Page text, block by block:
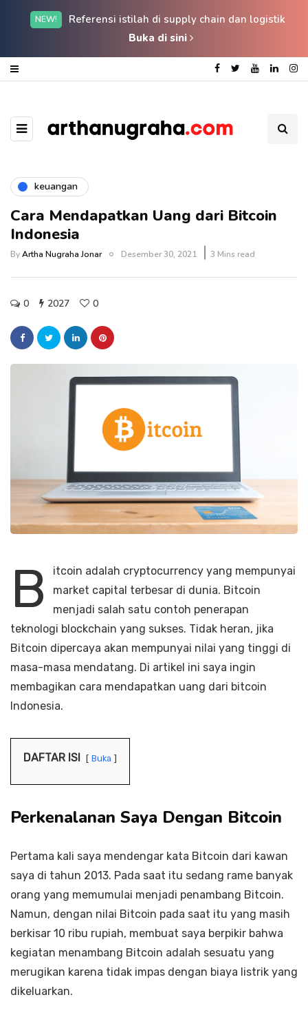
NEW!
Referensi istilah di supply chain dan logistik
Buka di sini
keuangan
Cara Mendapatkan Uang dari Bitcoin
Indonesia
ByArtha Nugraha Jonar Desember 30, 2021 3 Mins read
0 2027 0
B
itcoin adalah cryptocurrency yang mempunyai
market capital terbesar di dunia. Bitcoin
menjadi salah satu contoh penerapan
teknologi blockchain yang sukses. Tidak heran, jika
Bitcoin dipercaya akan mempunyai nilai yang tinggi di
masa-masa mendatang. Di artikel ini saya ingin
membagikan cara mendapatkan uang dari bitcoin
Indonesia.
DAFTAR ISI Buka
Perkenalanan Saya Dengan Bitcoin
Pertama kali saya mendengar kata Bitcoin dari kawan
saya di tahun 2013. Pada saat itu sedang rame banyak
orang yang memumulai menjadi penambang Bitcoin.
Namun, dengan nilai Bitcoin pada saat itu yang masih
berkisar 10 ribu rupiah, membuat saya berpikir bahwa
kegiatan menambang Bitcoin adalah sesuatu yang
merugikan karena tidak impas dengan biaya listrik yang
dikeluarkan.